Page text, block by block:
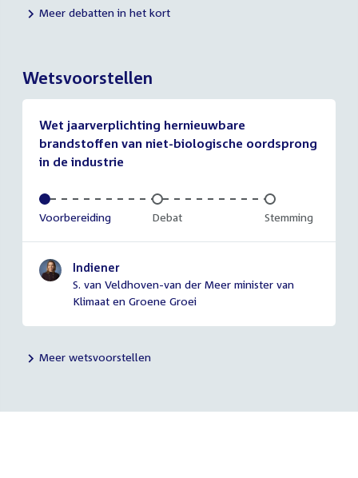
Meer debatten in het kort
Wetsvoorstellen
Wet jaarverplichting hernieuwbare
brandstoffen van niet-biologische oordsprong
in de industrie
Voltooid:
Voorbereiding Onvoltooid:
Debat Onvoltooid:
Stemming
Indiener
S. van Veldhoven-van der Meer minister van
Klimaat en Groene Groei
Meer wetsvoorstellen